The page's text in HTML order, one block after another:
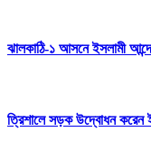
ঝালকাঠি-১ আসনে ইসলামী
ত্রিশালে সড়ক উদ্বোধন করেন